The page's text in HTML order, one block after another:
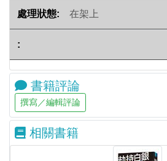
在架上
書籍評論
相關書籍